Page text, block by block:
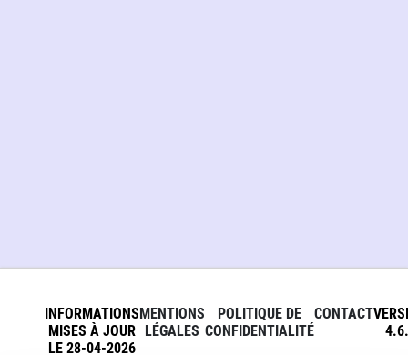
INFORMATIONS
MISES À JOUR
LE 28-04-2026
MENTIONS
LÉGALES
POLITIQUE DE
CONFIDENTIALITÉ
CONTACT